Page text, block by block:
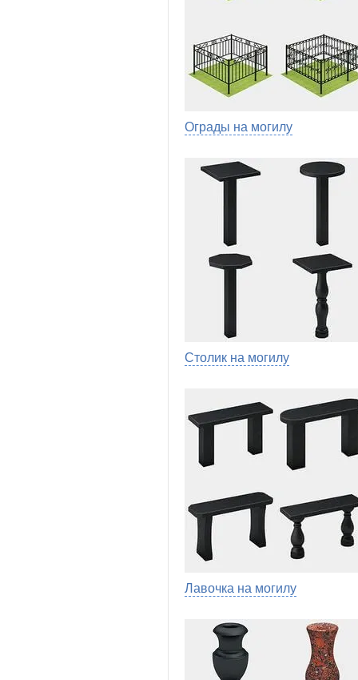
Ограды на могилу
Столик на могилу
Лавочка на могилу